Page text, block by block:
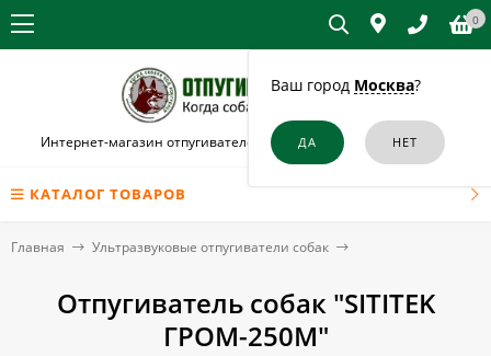
Ваш город Москва?
0
Интернет-магазин отпугивателей собак и кошек в Балабаново
КАТАЛОГ ТОВАРОВ
Главная Ультразвуковые отпугиватели собак
Отпугиватель собак "SITITEK
ГРОМ-250М"